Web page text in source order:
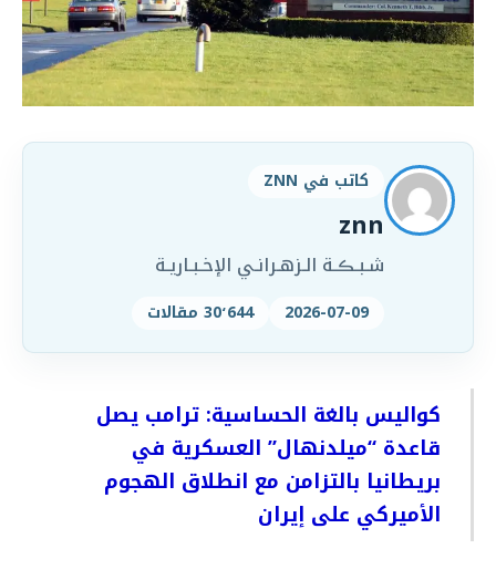
كاتب في ZNN
znn
شـبـڪـة الـزهـرانـي الإخـبـاريـة
2026-07-09 30٬644 مقالات
كواليس بالغة الحساسية: ترامب يصل
قاعدة “ميلدنهال” العسكرية في
بريطانيا بالتزامن مع انطلاق الهجوم
الأميركي على إيران